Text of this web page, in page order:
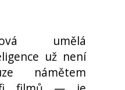
umělá
už není
námětem